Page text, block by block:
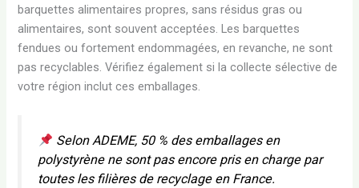
barquettes alimentaires propres, sans résidus gras ou
alimentaires, sont souvent acceptées. Les barquettes
fendues ou fortement endommagées, en revanche, ne sont
pas recyclables. Vérifiez également si la collecte sélective de
votre région inclut ces emballages.
SelonADEME, 50 % des emballages en
polystyrène ne sont pas encore pris en charge par
toutes les filières de recyclage en France.